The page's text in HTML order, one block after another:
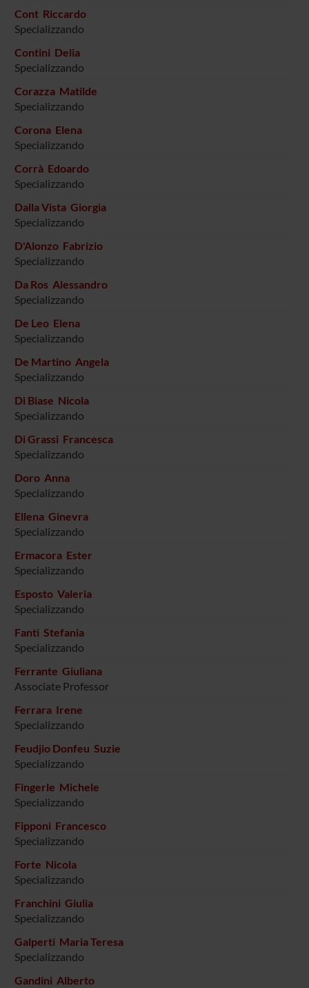
Cont Riccardo
Specializzando
Contini Delia
Specializzando
Corazza Matilde
Specializzando
Corona Elena
Specializzando
Corrà Edoardo
Specializzando
Dalla Vista Giorgia
Specializzando
D'Alonzo Fabrizio
Specializzando
Da Ros Alessandro
Specializzando
De Leo Elena
Specializzando
De Martino Angela
Specializzando
Di Biase Nicola
Specializzando
Di Grassi Francesca
Specializzando
Doro Anna
Specializzando
Ellena Ginevra
Specializzando
Ermacora Ester
Specializzando
Esposto Valeria
Specializzando
Fanti Stefania
Specializzando
Ferrante Giuliana
Associate Professor
Ferrara Irene
Specializzando
Feudjio Donfeu Suzie
Specializzando
Fingerle Michele
Specializzando
Fipponi Francesco
Specializzando
Forte Nicola
Specializzando
Franchini Giulia
Specializzando
Galperti Maria Teresa
Specializzando
Gandini Alberto